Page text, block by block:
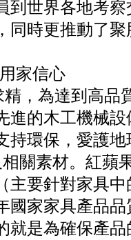
到世界各地考
同時更推動了
家信心
精，為達到高
進的木工機械
持環保，愛護
關素材。紅蘋
主要針對家具
國家家具產品
就是為確保產